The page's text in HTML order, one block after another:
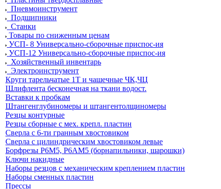
Пневмоинструмент
Подшипники
Станки
Товары по сниженным ценам
УСП- 8 Универсально-сборочные приспос-ия
УСП-12 Универсально-сборочные приспос-ия
Хозяйственный инвентарь
Электроинструмент
Круги тарельчатые 1Т и чашечные ЧК,ЧЦ
Шлифлента бесконечная на ткани водост.
Вставки к пробкам
Штангенглубиномеры и штангентолщиномеры
Резцы контурные
Резцы сборные с мех. крепл. пластин
Сверла с 6-ти гранным хвостовиком
Сверла с цилиндрическим хвостовиком левые
Борфрезы Р6М5, Р6АМ5 (борнапильники, шарошки)
Ключи накидные
Наборы резцов с механическим креплением пластин
Наборы сменных пластин
Прессы